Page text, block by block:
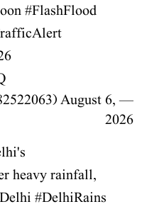
#FlashFlood
— Meet Prajapati (@MeetPra82522063)
August 6,
2026
heavy rainfall,
#DelhiRains